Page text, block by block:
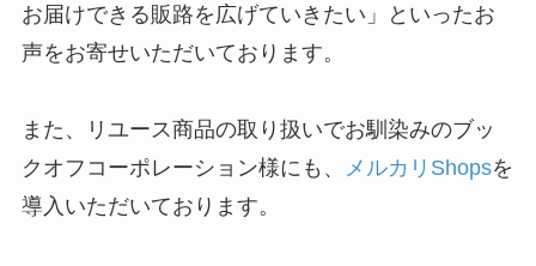
お届けできる販路を広げていきたい」といったお
声をお寄せいただいております。
また、リユース商品の取り扱いでお馴染みのブッ
クオフコーポレーション様にも、
メルカリShopsを
導入いただいております。